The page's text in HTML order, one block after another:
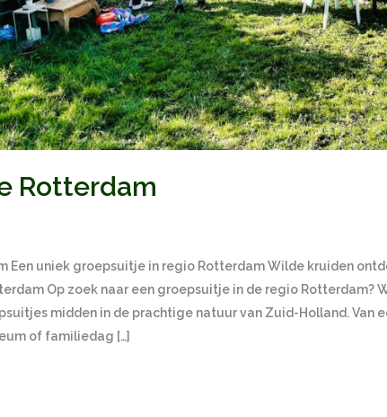
Rotterdam
Een uniek groepsuitje in regio Rotterdam Wilde kruiden
Op zoek naar een groepsuitje in de regio Rotterdam?
midden in de prachtige natuur van Zuid-Holland.
of familiedag […]